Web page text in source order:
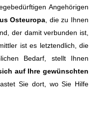
Angehörigen
Osteuropa, die zu Ihnen
der damit verbunden ist,
ist es letztendlich, die
Bedarf, stellt Ihnen
auf Ihre gewünschten
Sie dort, wo Sie Hilfe